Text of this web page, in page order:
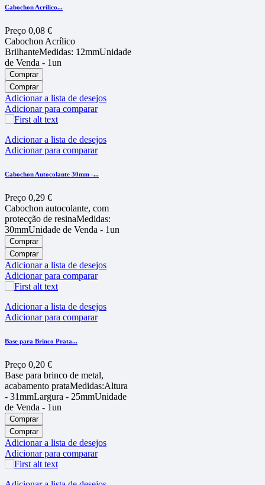
Cabochon Acríli­co...
Preço 0,08 €
Cabochon Acrílico
BrilhanteMedidas: 12mmUnidade
de Venda - 1un
Comprar
Comprar
Adicionar a lista de desejos
Adicionar para comparar
Adicionar a lista de desejos
Adicionar para comparar
Cabochon Autocolante 30mm -...
Preço 0,29 €
Cabochon autocolante, com
protecção de resinaMedidas:
30mmUnidade de Venda - 1un
Comprar
Comprar
Adicionar a lista de desejos
Adicionar para comparar
Adicionar a lista de desejos
Adicionar para comparar
Base para Brinco Prata...
Preço 0,20 €
Base para brinco de metal,
acabamento prataMedidas:Altura
- 31mmLargura - 25mmUnidade
de Venda - 1un
Comprar
Comprar
Adicionar a lista de desejos
Adicionar para comparar